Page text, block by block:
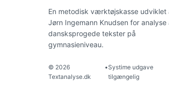
En metodisk værktøjskasse udviklet
Jørn Ingemann Knudsen for analyse
dansksprogede tekster på
gymnasieniveau.
© 2026
Textanalyse.dk
•Systime udgave
tilgængelig